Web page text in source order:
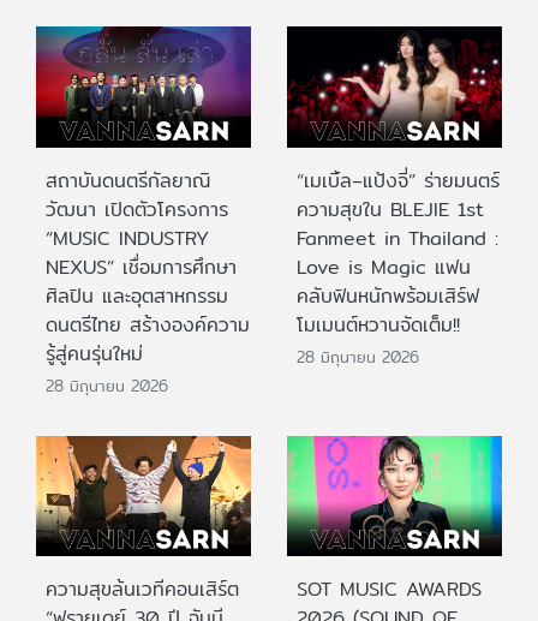
สถาบันดนตรีกัลยาณิ
วัฒนา เปิดตัวโครงการ
“MUSIC INDUSTRY
NEXUS” เชื่อมการศึกษา
ศิลปิน และอุตสาหกรรม
ดนตรีไทย สร้างองค์ความ
รู้สู่คนรุ่นใหม่
28 มิถุนายน 2026
“เมเบิ้ล–แป้งจี่” ร่ายมนตร์
ความสุขใน BLEJIE 1st
Fanmeet in Thailand :
Love is Magic แฟน
คลับฟินหนักพร้อมเสิร์ฟ
โมเมนต์หวานจัดเต็ม!!
28 มิถุนายน 2026
ความสุขล้นเวทีคอนเสิร์ต
SOT MUSIC AWARDS